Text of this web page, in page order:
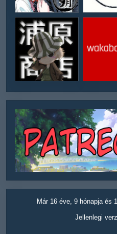
Már 16 éve, 9 hónapja és
Jellenlegi